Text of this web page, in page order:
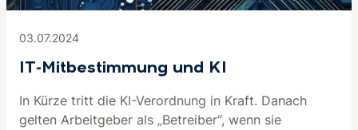
03.07.2024
IT-Mitbestimmung und KI
In Kürze tritt die KI-Verordnung in Kraft. Danach
gelten Arbeitgeber als „Betreiber“, wenn sie